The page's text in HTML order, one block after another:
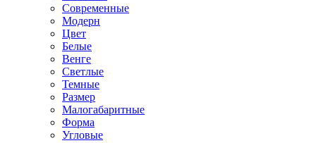
Современные
Модерн
Цвет
Белые
Венге
Светлые
Темные
Размер
Малогабаритные
Форма
Угловые